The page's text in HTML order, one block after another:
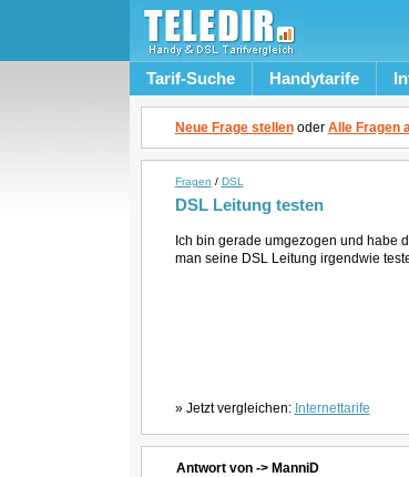
Tarif-Suche Handytarife
Neue Frage stellenoder Alle Fragen
Fragen / DSL
DSL Leitung testen
Ich bin gerade umgezogen und habe
man seine DSL Leitung irgendwie
» Jetzt vergleichen: Internettarife
Antwort von -> ManniD